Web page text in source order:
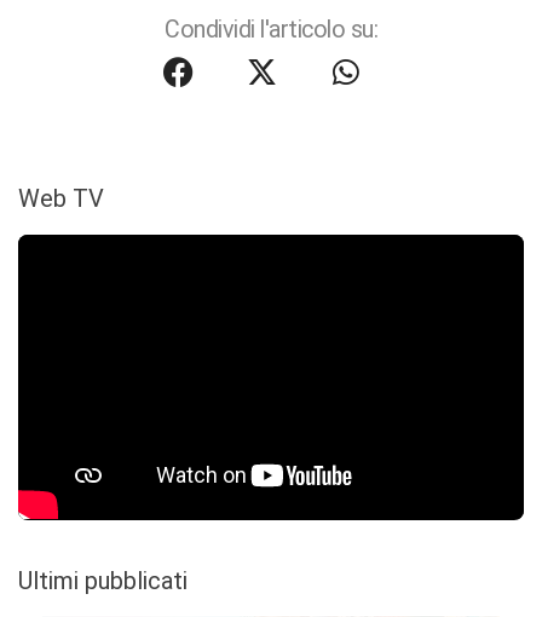
Condividi l'articolo su:
Web TV
Ultimi pubblicati